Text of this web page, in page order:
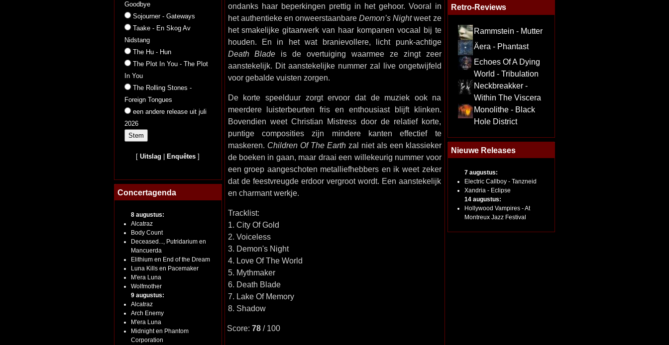
Goodbye
Sojourner - Gateways
Taake - En Skog Av
Nidstang
The Hu - Hun
The Plot In You - The Plot
In You
The Rolling Stones -
Foreign Tongues
een andere release uit juli
2026
[Uitslag Enquêtes ]
Concertagenda
8 augustus:
Alcatraz
Body Count
Deceased..., Putridarium en
Mancuerda
Elithium en End of the Dream
Luna Kills en Pacemaker
M'era Luna
Wolfmother
9 augustus:
Alcatraz
Arch Enemy
M'era Luna
Midnight en Phantom
Corporation
ondanks haar beperkingen prettig in het gehoor. Vooral in
het authentieke en onweerstaanbareDemon’s Nightweet ze
het smakelijke gitaarwerk van haar kompanen vocaal bij te
houden. En in het wat branievollere, licht punk-achtige
Death Blade is de overtuiging waarmee ze zingt zeer
aanstekelijk. Dit aanstekelijke nummer zal live ongetwijfeld
voor gebalde vuisten zorgen.
De korte speelduur zorgt ervoor dat de muziek ook na
meerdere luisterbeurten fris en enthousiast blijft klinken.
Bovendien weet Christian Mistress door de relatief korte,
puntige composities zijn mindere kanten effectief te
maskeren. Children Of The Earthzal niet als een klassieker
de boeken in gaan, maar draai een willekeurig nummer voor
een groep aangeschoten metalliefhebbers en ik weet zeker
dat de feestvreugde erdoor vergroot wordt. Een aanstekelijk
en charmant werkje.
Tracklist:
1. City Of Gold
2. Voiceless
3. Demon's Night
4. Love Of The World
5. Mythmaker
6. Death Blade
7. Lake Of Memory
8. Shadow
Score: 78/ 100
Retro-Reviews
Rammstein - Mutter
Äera - Phantast
Echoes Of A Dying
World - Tribulation
Neckbreakker -
Within The Viscera
Monolithe - Black
Hole District
Nieuwe Releases
7 augustus:
Electric Callboy - Tanzneid
Xandria - Eclipse
14 augustus:
Hollywood Vampires - At
Montreux Jazz Festival